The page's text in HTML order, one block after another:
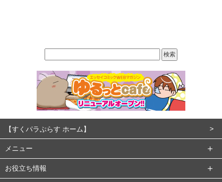
メニュー
お役立ち情報
【すくパラぷらす ホーム】